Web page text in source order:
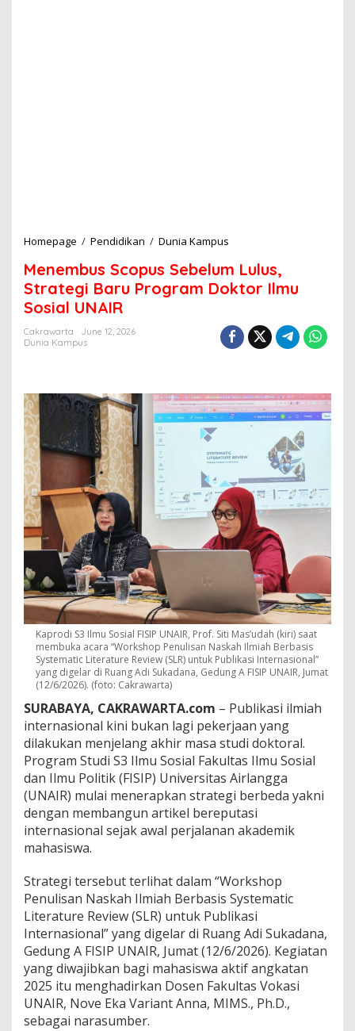
Homepage / Pendidikan / Dunia Kampus
n
e
m
u
s
p
u
s
e
e
l
u
m
L
u
s
,
S
r
a
g
i
B
a
r
u
P
r
o
m
D
o
t
o
r
I
l
m
Menembus Scopus Sebelum Lulus,
Strategi Baru Program Doktor Ilmu
Sosial UNAIR
Cakrawarta
June 12, 2026
Dunia Kampus
Kaprodi S3 Ilmu Sosial FISIP UNAIR, Prof. Siti Mas’udah (kiri) saat
membuka acara “Workshop Penulisan Naskah Ilmiah Berbasis
Systematic Literature Review (SLR) untuk Publikasi Internasional”
yang digelar di Ruang Adi Sukadana, Gedung A FISIP UNAIR, Jumat
(12/6/2026). (foto: Cakrawarta)
SURABAYA, CAKRAWARTA.com – Publikasi ilmiah
internasional kini bukan lagi pekerjaan yang
dilakukan menjelang akhir masa studi doktoral.
Program Studi S3 Ilmu Sosial Fakultas Ilmu Sosial
dan Ilmu Politik (FISIP) Universitas Airlangga
(UNAIR) mulai menerapkan strategi berbeda yakni
dengan membangun artikel bereputasi
internasional sejak awal perjalanan akademik
mahasiswa.
Strategi tersebut terlihat dalam “Workshop
Penulisan Naskah Ilmiah Berbasis Systematic
Literature Review (SLR) untuk Publikasi
Internasional” yang digelar di Ruang Adi Sukadana,
Gedung A FISIP UNAIR, Jumat (12/6/2026). Kegiatan
yang diwajibkan bagi mahasiswa aktif angkatan
2025 itu menghadirkan Dosen Fakultas Vokasi
UNAIR, Nove Eka Variant Anna, MIMS., Ph.D.,
sebagai narasumber.